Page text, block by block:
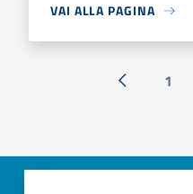
VAI ALLA PAGINA
« Precedente
1